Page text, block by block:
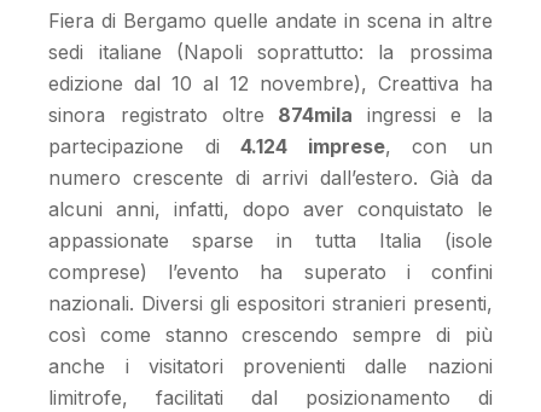
Fiera di Bergamo quelle andate in scena in altre
sedi italiane (Napoli soprattutto: la prossima
edizione dal 10 al 12 novembre), Creattiva ha
sinora registrato oltre 874mila ingressi e la
partecipazione di4.124 imprese, con un
numero crescente di arrivi dall’estero. Già da
alcuni anni, infatti, dopo aver conquistato le
appassionate sparse in tutta Italia (isole
comprese) l’evento ha superato i confini
nazionali. Diversi gli espositori stranieri presenti,
così come stanno crescendo sempre di più
anche i visitatori provenienti dalle nazioni
limitrofe, facilitati dal posizionamento di